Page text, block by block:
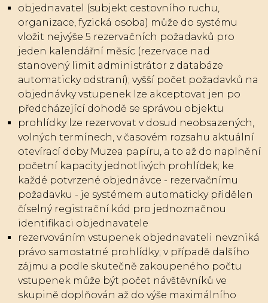
objednavatel (subjekt cestovního ruchu,
organizace, fyzická osoba) může do systému
vložit nejvýše 5 rezervačních požadavků pro
jeden kalendářní měsíc (rezervace nad
stanovený limit administrátor z databáze
automaticky odstraní); vyšší počet požadavků na
objednávky vstupenek lze akceptovat jen po
předcházející dohodě se správou objektu
prohlídky lze rezervovat v dosud neobsazených,
volných termínech, v časovém rozsahu aktuální
otevírací doby Muzea papíru, a to až do naplnění
početní kapacity jednotlivých prohlídek; ke
každé potvrzené objednávce - rezervačnímu
požadavku - je systémem automaticky přidělen
číselný registrační kód pro jednoznačnou
identifikaci objednavatele
rezervováním vstupenek objednavateli nevzniká
právo samostatné prohlídky; v případě dalšího
zájmu a podle skutečně zakoupeného počtu
vstupenek může být počet návštěvníků ve
skupině doplňován až do výše maximálního